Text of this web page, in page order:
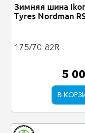
Зимняя шина
Tyres Nordman
175/70 82R
5
В